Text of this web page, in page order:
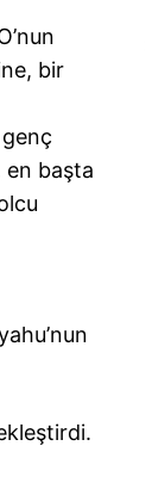
bir
en başta